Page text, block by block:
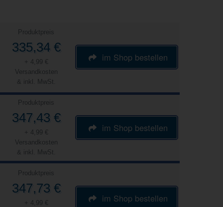
Produktpreis
335,34 €
+ 4,99 €
Versandkosten
& inkl. MwSt.
im Shop bestellen
Produktpreis
347,43 €
+ 4,99 €
Versandkosten
& inkl. MwSt.
im Shop bestellen
Produktpreis
347,73 €
+ 4,99 €
im Shop bestellen